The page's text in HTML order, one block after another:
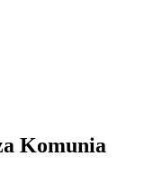
Komunia